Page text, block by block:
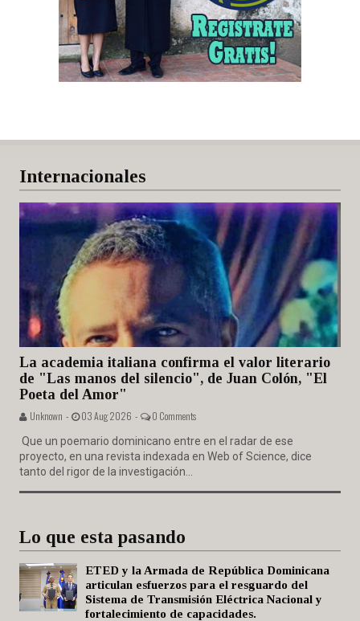
Internacionales
La academia italiana confirma el valor literario
de "Las manos del silencio", de Juan Colón, "El
Poeta del Amor"
Unknown - 03 Aug 2026 - 0 Comments
Que un poemario dominicano entre en el radar de ese
proyecto, en una revista indexada en Web of Science, dice
tanto del rigor de la investigación...
Lo que esta pasando
ETED y la Armada de República Dominicana
articulan esfuerzos para el resguardo del
Sistema de Transmisión Eléctrica Nacional y
fortalecimiento de capacidades.